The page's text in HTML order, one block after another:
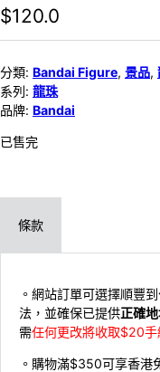
$120.0
分類: Bandai Figure, 景品,
系列: 龍珠
品牌: Bandai
已售完
條款
。網站訂單可選擇順豐
法，並確保已提供正確
需任何更改將收取$20手
。購物滿$350可享香港